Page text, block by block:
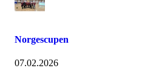
Norgescupen
07.02.2026